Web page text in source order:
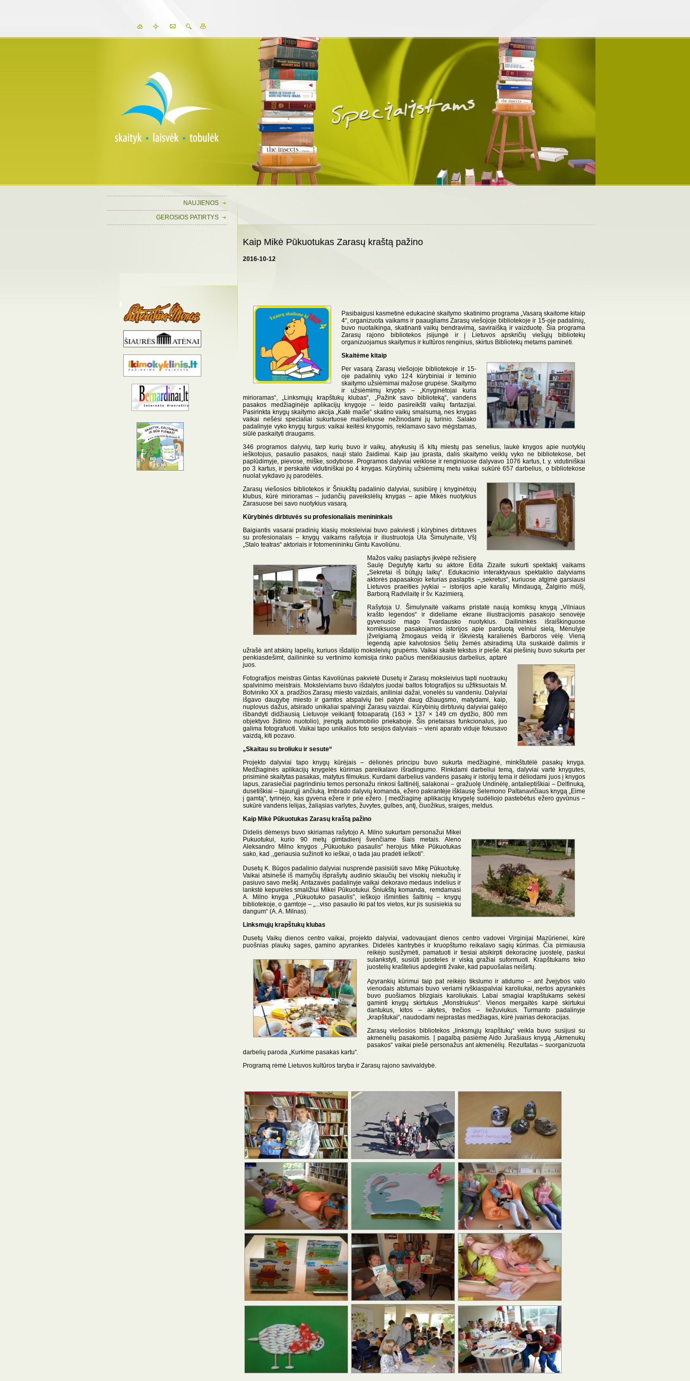
NAUJIENOS
GEROSIOS PATIRTYS
Kaip Mikė Pūkuotukas Zarasų kraštą pažino
2016-10-12
Pasibaigusi kasmetinė edukacinė skaitymo skatinimo programa „Vasarą skaitome kitaip
4“, organizuota vaikams ir paaugliams Zarasų viešojoje bibliotekoje ir 15-oje padalinių,
buvo nuotaikinga, skatinanti vaikų bendravimą, saviraišką ir vaizduotę. Šia programa
Zarasų rajono bibliotekos įsijungė ir į Lietuvos apskričių viešųjų bibliotekų
organizuojamus skaitymus ir kultūros renginius, skirtus Bibliotekų metams paminėti.
Skaitėme kitaip
Per vasarą Zarasų viešojoje bibliotekoje ir 15-
oje padalinių vyko 124 kūrybiniai ir teminio
skaitymo užsiėmimai mažose grupėse. Skaitymo
ir užsiėmimų kryptys – „Knyginėtojai kuria
mirioramas“, „Linksmųjų krapštukų klubas“, „Pažink savo biblioteką“, vandens
pasakos medžiaginėje aplikacijų knygoje – leido pasireikšti vaikų fantazijai.
Pasirinkta knygų skaitymo akcija „Katė maiše“ skatino vaikų smalsumą, nes knygas
vaikai nešėsi specialiai sukurtuose maišeliuose nežinodami jų turinio. Salako
padalinyje vyko knygų turgus: vaikai keitėsi knygomis, reklamavo savo mėgstamas,
siūlė paskaityti draugams.
346 programos dalyvių, tarp kurių buvo ir vaikų, atvykusių iš kitų miestų pas senelius, laukė knygos apie nuotykių
ieškotojus, pasaulio pasakos, nauji stalo žaidimai. Kaip jau įprasta, dalis skaitymo veiklų vyko ne bibliotekose, bet
paplūdimyje, pievose, miške, sodybose. Programos dalyviai veiklose ir renginiuose dalyvavo 1076 kartus, t. y. vidutiniškai
po 3 kartus, ir perskaitė vidutiniškai po 4 knygas. Kūrybinių užsiėmimų metu vaikai sukūrė 657 darbelius, o bibliotekose
nuolat vykdavo jų parodėlės.
Zarasų viešosios bibliotekos ir Šniukštų padalinio dalyviai, susibūrę į knyginėtojų
klubus, kūrė mirioramas – judančių paveikslėlių knygas – apie Mikės nuotykius
Zarasuose bei savo nuotykius vasarą.
Kūrybinės dirbtuvės su profesionaliais menininkais
Baigiantis vasarai pradinių klasių moksleiviai buvo pakviesti į kūrybines dirbtuves
su profesionalais – knygų vaikams rašytoja ir iliustruotoja Ula Šimulynaite, VšĮ
„Stalo teatras“ aktoriais ir fotomenininku Gintu Kavoliūnu.
Mažos vaikų paslaptys įkvėpė režisierę
Saulę Degutytę kartu su aktore Edita Zizaite sukurti spektaklį vaikams
„Sekretai iš būtųjų laikų“. Edukacinio interaktyvaus spektaklio dalyviams
aktorės papasakojo keturias paslaptis –„sekretus“, kuriuose atgimė garsiausi
Lietuvos praeities įvykiai – istorijos apie karalių Mindaugą, Žalgirio mūšį,
Barborą Radvilaitę ir šv. Kazimierą.
Rašytoja U. Šimulynaitė vaikams pristatė naują komiksų knygą „Vilniaus
krašto legendos“ ir dideliame ekrane iliustracijomis pasakojo senovėje
gyvenusio mago Tvardausko nuotykius. Dailininkės išraiškinguose
komiksuose pasakojamos istorijos apie parduotą velniui sielą, Mėnulyje
įžvelgiamą žmogaus veidą ir iškviestą karalienės Barboros vėlę. Vieną
legendą apie kalvotosios Sėlių žemės atsiradimą Ula suskaidė dalimis ir
užrašė ant atskirų lapelių, kuriuos išdalijo moksleivių grupėms. Vaikai skaitė tekstus ir piešė. Kai piešinių buvo sukurta per
penkiasdešimt, dailininkė su vertinimo komisija rinko pačius meniškiausius darbelius, aptarė
juos.
Fotografijos meistras Gintas Kavoliūnas pakvietė Dusetų ir Zarasų moksleivius tapti nuotraukų
spalvinimo meistrais. Moksleiviams buvo išdalytos juodai baltos fotografijos su užfiksuotais M.
Botviniko XX a. pradžios Zarasų miesto vaizdais, aniliniai dažai, vonelės su vandeniu. Dalyviai
išgavo daugybę miesto ir gamtos atspalvių bei patyrė daug džiaugsmo, matydami, kaip,
nuplovus dažus, atsirado unikaliai spalvingi Zarasų vaizdai. Kūrybinių dirbtuvių dalyviai galėjo
išbandyti didžiausią Lietuvoje veikiantį fotoaparatą (163 × 137 × 149 cm dydžio, 800 mm
objektyvo židinio nuotolio), įrengtą automobilio priekaboje. Šis prietaisas funkcionalus, juo
galima fotografuoti. Vaikai tapo unikalios foto sesijos dalyviais – vieni aparato viduje fokusavo
vaizdą, kiti pozavo.
„Skaitau su broliuku ir sesute“
Projekto dalyviai tapo knygų kūrėjais – dėlionės principu buvo sukurta medžiaginė, minkštutėlė pasakų knyga.
Medžiaginės aplikacijų knygelės kūrimas pareikalavo išradingumo. Rinkdami darbeliui temą, dalyviai vartė knygutes,
prisiminė skaitytas pasakas, matytus filmukus. Kurdami darbelius vandens pasakų ir istorijų tema ir dėliodami juos į knygos
lapus, zarasiečiai pagrindiniu temos personažu rinkosi šaltinėlį, salakonai – gražuolę Undinėlę, antalieptiškiai – Delfinuką,
dusetiškiai – bjaurųjį ančiuką. Imbrado dalyvių komanda, ežero pakrantėje išklausę Selemono Paltanavičiaus knygą „Eime
į gamtą“, tyrinėjo, kas gyvena ežere ir prie ežero. Į medžiaginę aplikacijų knygelę sudėliojo pastebėtus ežero gyvūnus –
sukūrė vandens lelijas, žaliąsias varlytes, žuvytes, gulbes, antį, čiuožikus, sraiges, meldus.
Kaip Mikė Pūkuotukas Zarasų kraštą pažino
Didelis dėmesys buvo skiriamas rašytojo A. Milno sukurtam personažui Mikei
Pukuotukui, kurio 90 metų gimtadienį švenčiame šiais metais. Aleno
Aleksandro Milno knygos ,,Pūkuotuko pasaulis“ herojus Mikė Pūkuotukas
sako, kad ,,geriausia sužinoti ko ieškai, o tada jau pradėti ieškoti”.
Dusetų K. Būgos padalinio dalyviai nusprendė pasisiūti savo Mikę Pūkuotukę.
Vaikai atsinešė iš mamyčių išprašytų audinio skiaučių bei visokių niekučių ir
pasiuvo savo meškį. Antazavės padalinyje vaikai dekoravo medaus indelius ir
lankstė kepurėles smaližiui Mikei Pūkuotukui. Šniukštų komanda, remdamasi
A. Milno knyga ,,Pūkuotuko pasaulis”, ieškojo išminties šaltinių – knygų
bibliotekoje, o gamtoje – „...viso pasaulio iki pat tos vietos, kur jis susisiekia su
dangum“ (A. A. Milnas).
Linksmųjų krapštukų klubas
Dusetų Vaikų dienos centro vaikai, projekto dalyviai, vadovaujant dienos centro vadovei Virginijai Mazūrienei, kūrė
puošnias plaukų sages, gamino apyrankes. Didelės kantrybės ir kruopštumo reikalavo sagių kūrimas. Čia pirmiausia
reikėjo susižymėti, pamatuoti ir tiesiai atsikirpti dekoracinę juostelę, paskui
sulankstyti, susiūti juosteles ir viską gražiai suformuoti. Krapštukams teko
juostelių kraštelius apdeginti žvake, kad papuošalas neiširtų.
Apyrankių kūrimui taip pat reikėjo tikslumo ir atidumo – ant žvejybos valo
vienodais atstumais buvo veriami ryškiaspalviai karoliukai, nertos apyrankės
buvo puošiamos blizgiais karoliukais. Labai smagiai krapštukams sekėsi
gaminti knygų skirtukus „Monstriukus“. Vienos mergaitės karpė skirtukui
dantukus, kitos – akytes, trečios – liežuviukus. Turmanto padalinyje
„krapštukai“, naudodami neįprastas medžiagas, kūrė įvairias dekoracijas.
Zarasų viešosios bibliotekos „linksmųjų krapštukų“ veikla buvo susijusi su
akmenėlių pasakomis. Į pagalbą pasiėmę Aido Jurašiaus knygą „Akmenukų
pasakos“ vaikai piešė personažus ant akmenėlių. Rezultatas – suorganizuota
darbelių paroda „Kurkime pasakas kartu“.
Programą rėmė Lietuvos kultūros taryba ir Zarasų rajono savivaldybė.